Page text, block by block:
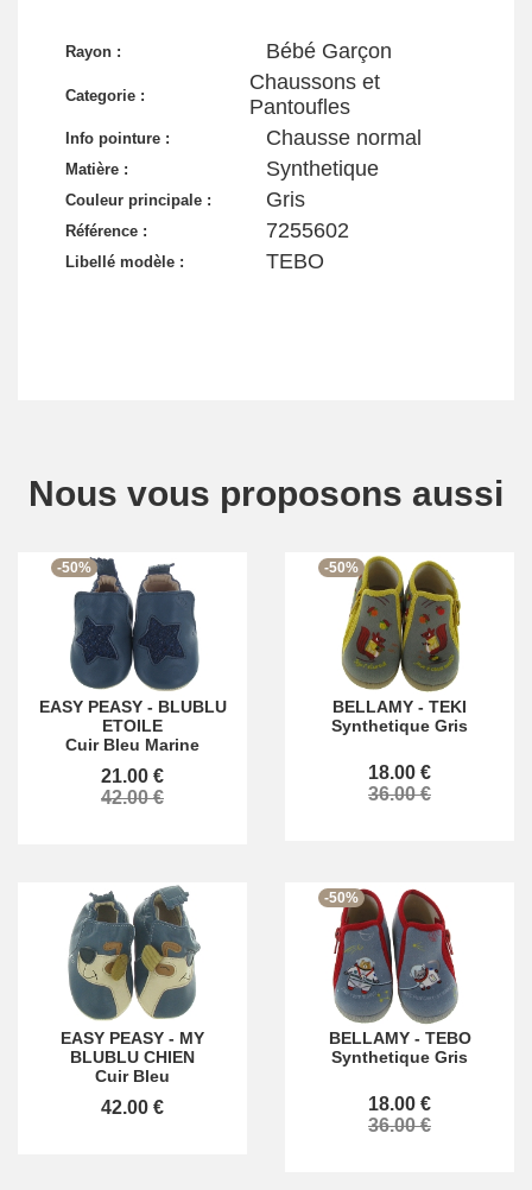
Rayon : Bébé Garçon
Categorie :
Chaussons et
Pantoufles
Info pointure : Chausse normal
Matière : Synthetique
Couleur principale : Gris
Référence : 7255602
Libellé modèle : TEBO
Nous vous proposons aussi
-50%
EASY PEASY- BLUBLU
ETOILE
Cuir Bleu Marine
21.00 €
42.00 €
-50%
BELLAMY - TEKI
Synthetique Gris
18.00 €
36.00 €
EASY PEASY - MY
BLUBLU CHIEN
Cuir Bleu
42.00 €
-50%
BELLAMY- TEBO
Synthetique Gris
18.00 €
36.00 €